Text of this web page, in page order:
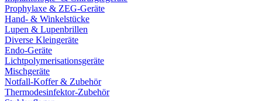
Prophylaxe & ZEG-Geräte
Hand- & Winkelstücke
Lupen & Lupenbrillen
Diverse Kleingeräte
Endo-Geräte
Lichtpolymerisationsgeräte
Mischgeräte
Notfall-Koffer & Zubehör
Thermodesinfektor-Zubehör